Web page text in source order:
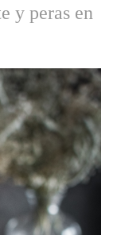
y peras en